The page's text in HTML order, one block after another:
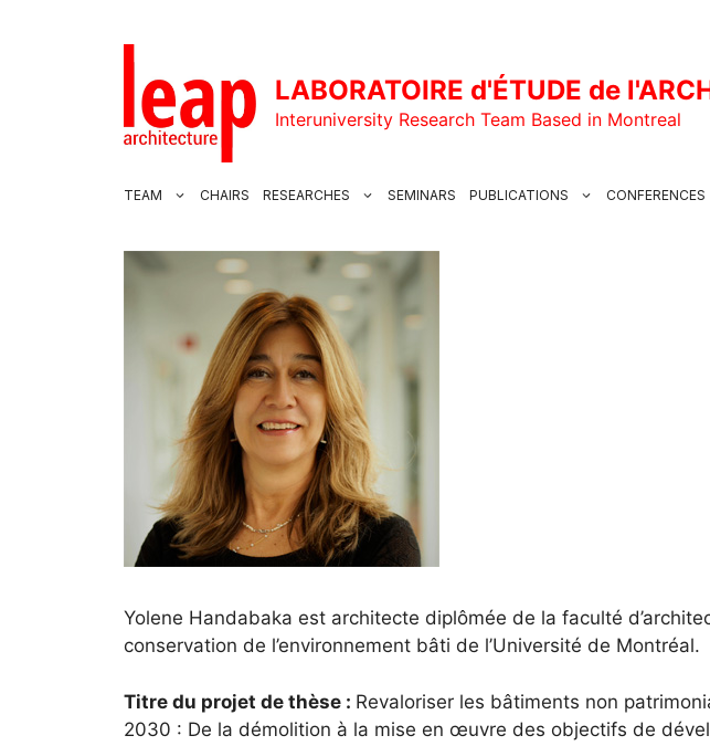
LABORATOIRE d'ÉTUDE de
Interuniversity Research Team Based in Montreal
TEAM CHAIRS RESEARCHES SEMINARS PUBLICATIONS CONFERENCES
Yolene Handabaka est architecte diplômée de la faculté
conservation de l’environnement bâti de l’Université de Montréal.
Titre du projet de thèse : Revaloriser les bâtiments non
2030 : De la démolition à la mise en œuvre des objectifs de